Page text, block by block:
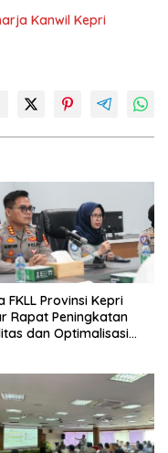
Kanwil Kepri
FKLL Provinsi Kepri
Rapat Peningkatan
dan Optimalisasi